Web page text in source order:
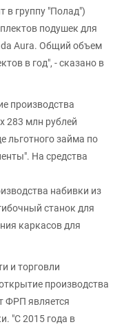
в группу "Полад")
подушек для
Aura. Общий объем
в год", - сказано в
производства
283 млн рублей
льготного займа по
На средства
набивки из
станок для
каркасов для
и торговли
производства
ФРП является
"С 2015 года в